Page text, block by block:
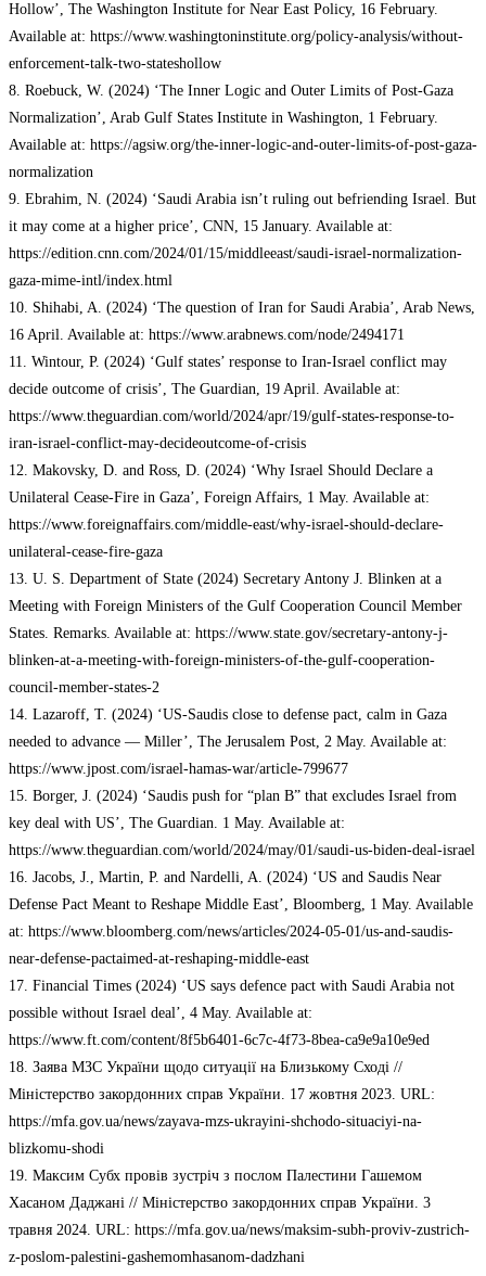
Hollow’, The Washington Institute for Near East Policy, 16 February.
Available at: https://www.washingtoninstitute.org/policy-analysis/without-
enforcement-talk-two-stateshollow
8. Roebuck, W. (2024) ‘The Inner Logic and Outer Limits of Post-Gaza
Normalization’, Arab Gulf States Institute in Washington, 1 February.
Available at: https://agsiw.org/the-inner-logic-and-outer-limits-of-post-gaza-
normalization
9. Ebrahim, N. (2024) ‘Saudi Arabia isn’t ruling out befriending Israel. But
it may come at a higher price’, CNN, 15 January. Available at:
https://edition.cnn.com/2024/01/15/middleeast/saudi-israel-normalization-
gaza-mime-intl/index.html
10. Shihabi, A. (2024) ‘The question of Iran for Saudi Arabia’, Arab News,
16 April. Available at: https://www.arabnews.com/node/2494171
11. Wintour, P. (2024) ‘Gulf states’ response to Iran-Israel conflict may
decide outcome of crisis’, The Guardian, 19 April. Available at:
https://www.theguardian.com/world/2024/apr/19/gulf-states-response-to-
iran-israel-conflict-may-decideoutcome-of-crisis
12. Makovsky, D. and Ross, D. (2024) ‘Why Israel Should Declare a
Unilateral Cease-Fire in Gaza’, Foreign Affairs, 1 May. Available at:
https://www.foreignaffairs.com/middle-east/why-israel-should-declare-
unilateral-cease-fire-gaza
13. U. S. Department of State (2024) Secretary Antony J. Blinken at a
Meeting with Foreign Ministers of the Gulf Cooperation Council Member
States. Remarks. Available at: https://www.state.gov/secretary-antony-j-
blinken-at-a-meeting-with-foreign-ministers-of-the-gulf-cooperation-
council-member-states-2
14. Lazaroff, T. (2024) ‘US-Saudis close to defense pact, calm in Gaza
needed to advance — Miller’, The Jerusalem Post, 2 May. Available at:
https://www.jpost.com/israel-hamas-war/article-799677
15. Borger, J. (2024) ‘Saudis push for “plan B” that excludes Israel from
key deal with US’, The Guardian. 1 May. Available at:
https://www.theguardian.com/world/2024/may/01/saudi-us-biden-deal-israel
16. Jacobs, J., Martin, P. and Nardelli, A. (2024) ‘US and Saudis Near
Defense Pact Meant to Reshape Middle East’, Bloomberg, 1 May. Available
at: https://www.bloomberg.com/news/articles/2024-05-01/us-and-saudis-
near-defense-pactaimed-at-reshaping-middle-east
17. Financial Times (2024) ‘US says defence pact with Saudi Arabia not
possible without Israel deal’, 4 May. Available at:
https://www.ft.com/content/8f5b6401-6c7c-4f73-8bea-ca9e9a10e9ed
18. Заява МЗС України щодо ситуації на Близькому Сході //
Міністерство закордонних справ України. 17 жовтня 2023. URL:
https://mfa.gov.ua/news/zayava-mzs-ukrayini-shchodo-situaciyi-na-
blizkomu-shodi
19. Максим Субх провів зустріч з послом Палестини Гашемом
Хасаном Даджані // Міністерство закордонних справ України. 3
травня 2024. URL: https://mfa.gov.ua/news/maksim-subh-proviv-zustrich-
z-poslom-palestini-gashemomhasanom-dadzhani